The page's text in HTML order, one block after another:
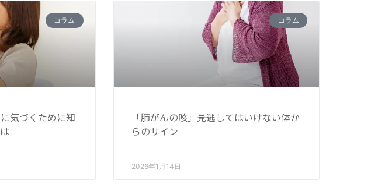
コラム
気づくために知
コラム
「肺がんの咳」――見逃してはいけない体か
らのサイン
2026年1月14日
ー
ジ
ー
ジ
ペ
ー
ジ